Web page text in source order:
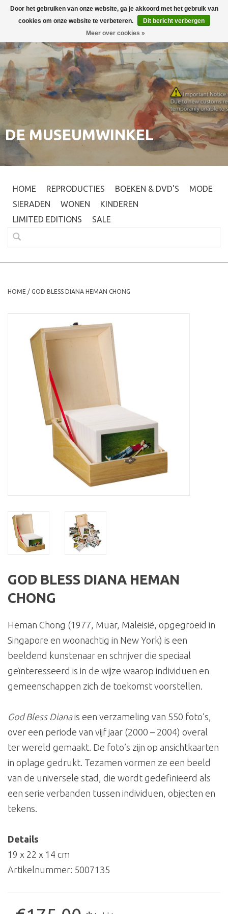
Inloggen 0
DE MUSEUMWINKEL
HOME REPRODUCTIES BOEKEN & DVD'S
MODE
SIERADEN
WONEN
KINDEREN
LIMITED EDITIONS
SALE
HOME / GOD BLESS DIANA HEMAN CHONG
GOD BLESS DIANA HEMAN
CHONG
Heman Chong (1977, Muar, Maleisië, opgegroeid in
Singapore en woonachtig in New York) is een
beeldend kunstenaar en schrijver die speciaal
geïnteresseerd is in de wijze waarop individuen en
gemeenschappen zich de toekomst voorstellen.
God Bless Dianais een verzameling van 550 foto’s,
over een periode van vijf jaar (2000 – 2004) overal
ter wereld gemaakt. De foto’s zijn op ansichtkaarten
in oplage gedrukt. Tezamen vormen ze een beeld
van de universele stad, die wordt gedefinieerd als
een serie verbanden tussen individuen, objecten en
tekens.
Details
19 x 22 x 14 cm
Artikelnummer: 5007135
Door het gebruiken van onze website, ga je akkoord met het gebruik van
cookies om onze website te verbeteren.
Dit bericht verbergen
Meer over cookies »